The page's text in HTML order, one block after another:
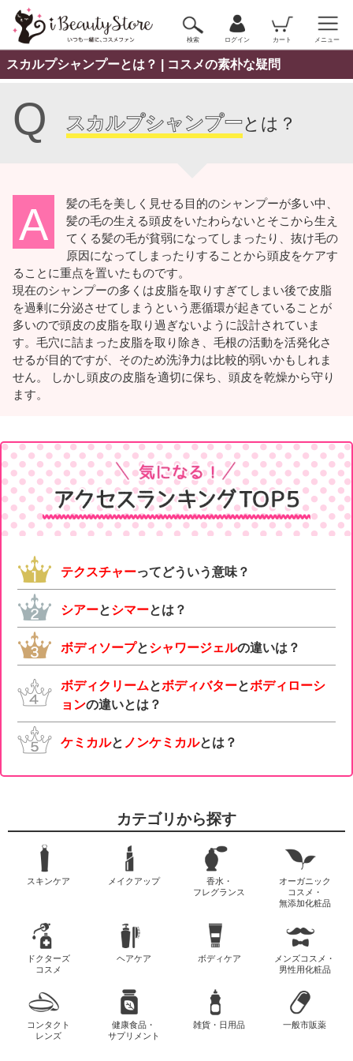
検索 ログイン カート メニュー
スカルプシャンプーとは？ | コスメの素朴な疑問
Q スカルプシャンプーとは？
A
髪の毛を美しく見せる目的のシャンプーが多い中、
髪の毛の生える頭皮をいたわらないとそこから生え
てくる髪の毛が貧弱になってしまったり、抜け毛の
原因になってしまったりすることから頭皮をケアす
ることに重点を置いたものです。
現在のシャンプーの多くは皮脂を取りすぎてしまい後で皮脂
を過剰に分泌させてしまうという悪循環が起きていることが
多いので頭皮の皮脂を取り過ぎないように設計されていま
す。毛穴に詰まった皮脂を取り除き、毛根の活動を活発化さ
せるが目的ですが、そのため洗浄力は比較的弱いかもしれま
せん。 しかし頭皮の皮脂を適切に保ち、頭皮を乾燥から守り
ます。
テクスチャーってどういう意味？
シアーとシマーとは？
ボディソープとシャワージェルの違いは？
ボディクリームとボディバターとボディローシ
ョンの違いとは？
ケミカルと ノンケミカルとは？
カテゴリから探す
スキンケア メイクアップ
香水・
フレグランス
オーガニック
コスメ・
無添加化粧品
ドクターズ
コスメ
ヘアケア ボディケア
メンズコスメ・
男性用化粧品
コンタクト
レンズ
健康食品・
サプリメント
雑貨・日用品 一般市販薬